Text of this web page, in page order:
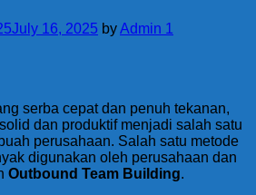
July 16, 2025 byAdmin 1
serba cepat dan penuh tekanan,
dan produktif menjadi salah satu
perusahaan. Salah satu metode
digunakan oleh perusahaan dan
Outbound Team Building.